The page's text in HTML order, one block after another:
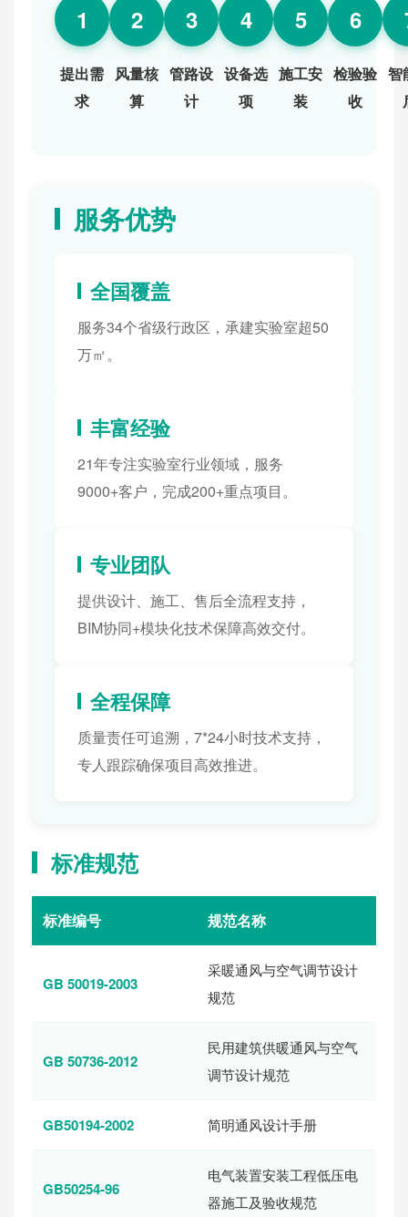
1
提出需
求
2
风量核
算
3
管路设
计
4
设备选
项
5
施工安
装
6
检验验
收
智
服务优势
全国覆盖
服务34个省级行政区，承建实验室超50
万㎡。
丰富经验
21年专注实验室行业领域，服务
9000+客户，完成200+重点项目。
专业团队
提供设计、施工、售后全流程支持，
BIM协同+模块化技术保障高效交付。
全程保障
质量责任可追溯，7*24小时技术支持，
专人跟踪确保项目高效推进。
标准规范
标准编号 规范名称
GB 50019-2003
采暖通风与空气调节设计
规范
GB 50736-2012
民用建筑供暖通风与空气
调节设计规范
GB50194-2002 简明通风设计手册
GB50254-96
电气装置安装工程低压电
器施工及验收规范